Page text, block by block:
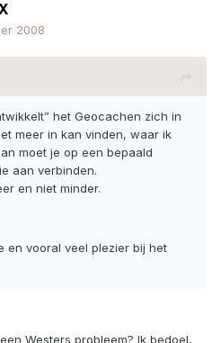
2008
het Geocachen zich in
meer in kan vinden, waar ik
moet je op een bepaald
aan verbinden.
en niet minder.
en vooral veel plezier bij het
Westers probleem? Ik bedoel,